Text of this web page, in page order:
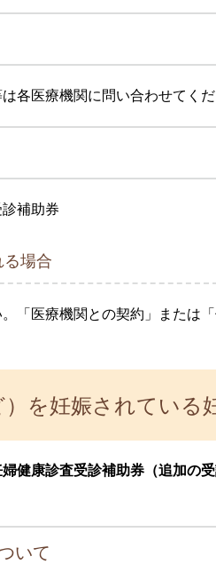
各医療機関に問い合わせてくだ
補助券
場合
「医療機関との契約」または「
を妊娠されている
健康診査受診補助券（追加の受
いて